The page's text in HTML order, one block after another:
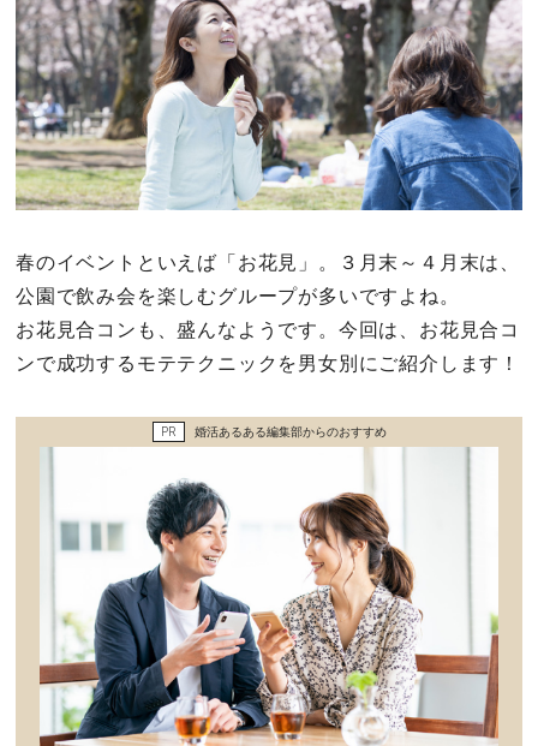
ドキドキ
仕事とキャリア
特集
ファッション・美容
グルメ
趣味・旅行
不倫・だめ男
感動
心の処方箋
カルチャー・トレンド・芸能
春のイベントといえば「お花見」。３月末～４月末は、
公園で飲み会を楽しむグループが多いですよね。
お花見合コンも、盛んなようです。今回は、お花見合コ
ンで成功するモテテクニックを男女別にご紹介します！
PR 婚活あるある編集部からのおすすめ